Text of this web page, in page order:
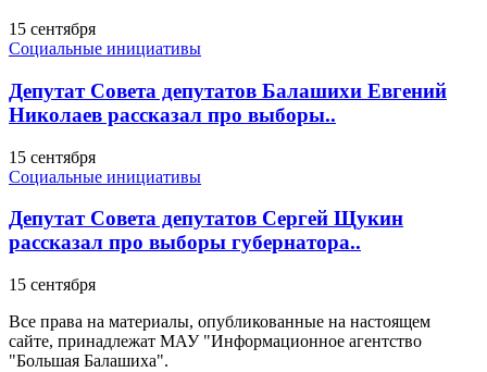
15 сентября
Социальные инициативы
Депутат Совета депутатов Балашихи Евгений
Николаев рассказал про выборы..
15 сентября
Социальные инициативы
Депутат Совета депутатов Сергей Щукин
рассказал про выборы губернатора..
15 сентября
Все права на материалы, опубликованные на настоящем
сайте, принадлежат МАУ "Информационное агентство
"Большая Балашиха".